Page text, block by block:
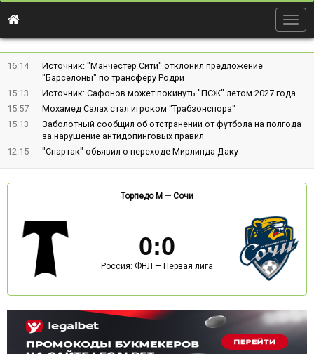
16:14
Источник: "Манчестер Сити" отклонил предложение
"Барселоны" по трансферу Родри
15:13
Источник: Сафонов может покинуть "ПСЖ" летом 2027 года
15:57
Мохамед Салах стал игроком "Трабзонспора"
15:13
Заболотный сообщил об отстранении от футбола на полгода
за нарушение антидопинговых правил
12:15
"Спартак" объявил о переходе Мирлинда Даку
Торпедо М — Сочи
0:0
Россия: ФНЛ — Первая лига